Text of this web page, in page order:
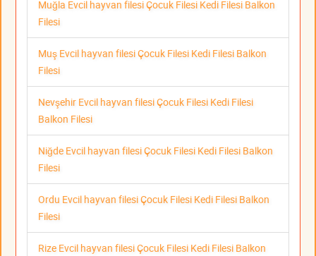
Muğla Evcil hayvan filesi Çocuk Filesi Kedi Filesi Balkon
Filesi
Muş Evcil hayvan filesi Çocuk Filesi Kedi Filesi Balkon
Filesi
Nevşehir Evcil hayvan filesi Çocuk Filesi Kedi Filesi
Balkon Filesi
Niğde Evcil hayvan filesi Çocuk Filesi Kedi Filesi Balkon
Filesi
Ordu Evcil hayvan filesi Çocuk Filesi Kedi Filesi Balkon
Filesi
Rize Evcil hayvan filesi Çocuk Filesi Kedi Filesi Balkon